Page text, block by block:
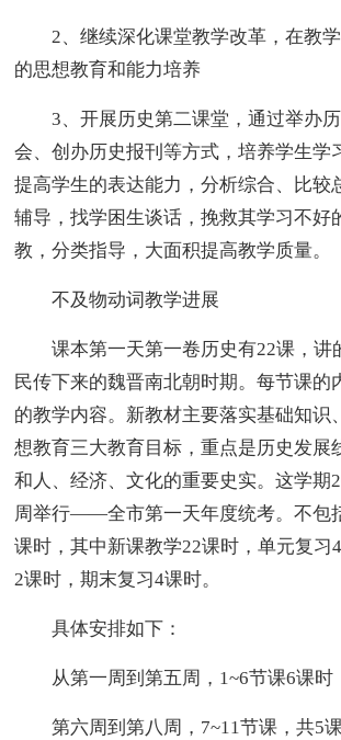
2、继续深化课堂教学改革，在教学
的思想教育和能力培养
3、开展历史第二课堂，通过举办历
会、创办历史报刊等方式，培养学生学
提高学生的表达能力，分析综合、比较
辅导，找学困生谈话，挽救其学习不好
教，分类指导，大面积提高教学质量。
不及物动词教学进展
课本第一天第一卷历史有22课，讲
民传下来的魏晋南北朝时期。每节课的
的教学内容。新教材主要落实基础知识
想教育三大教育目标，重点是历史发展
和人、经济、文化的重要史实。这学期
周举行——全市第一天年度统考。不包
课时，其中新课教学22课时，单元复习
2课时，期末复习4课时。
具体安排如下：
从第一周到第五周，1~6节课6课时
第六周到第八周，7~11节课，共5